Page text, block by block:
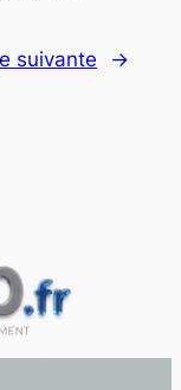
suivante →